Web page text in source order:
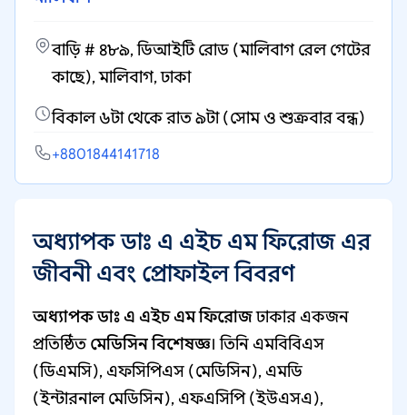
বাড়ি # ৪৮৯, ডিআইটি রোড (মালিবাগ রেল গেটের
কাছে), মালিবাগ, ঢাকা
বিকাল ৬টা থেকে রাত ৯টা (সোম ও শুক্রবার বন্ধ)
+8801844141718
অধ্যাপক ডাঃ এ এইচ এম ফিরোজ এর
জীবনী এবং প্রোফাইল বিবরণ
অধ্যাপক ডাঃ এ এইচ এম ফিরোজঢাকার একজন
প্রতিষ্ঠিতমেডিসিন বিশেষজ্ঞ। তিনি এমবিবিএস
(ডিএমসি), এফসিপিএস (মেডিসিন), এমডি
(ইন্টারনাল মেডিসিন), এফএসিপি (ইউএসএ),